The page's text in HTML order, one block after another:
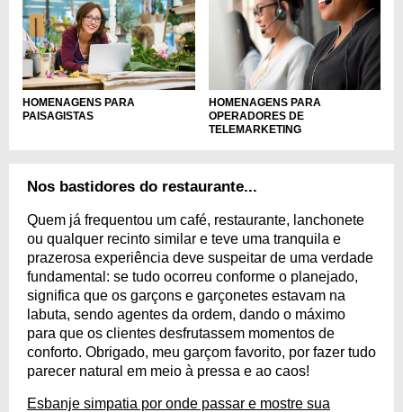
HOMENAGENS PARA
PAISAGISTAS
HOMENAGENS PARA
OPERADORES DE
TELEMARKETING
Nos bastidores do restaurante...
Quem já frequentou um café, restaurante, lanchonete
ou qualquer recinto similar e teve uma tranquila e
prazerosa experiência deve suspeitar de uma verdade
fundamental: se tudo ocorreu conforme o planejado,
significa que os garçons e garçonetes estavam na
labuta, sendo agentes da ordem, dando o máximo
para que os clientes desfrutassem momentos de
conforto. Obrigado, meu garçom favorito, por fazer tudo
parecer natural em meio à pressa e ao caos!
Esbanje simpatia por onde passar e mostre sua